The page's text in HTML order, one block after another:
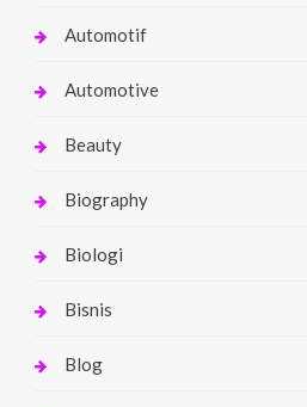
Automotif
Automotive
Beauty
Biography
Biologi
Bisnis
Blog